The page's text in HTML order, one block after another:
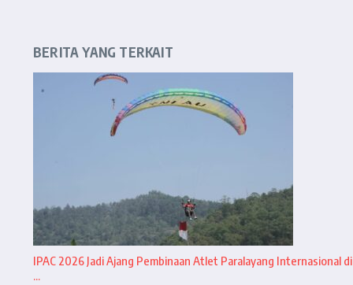
BERITA YANG TERKAIT
IPAC 2026 Jadi Ajang Pembinaan Atlet Paralayang Internasional di